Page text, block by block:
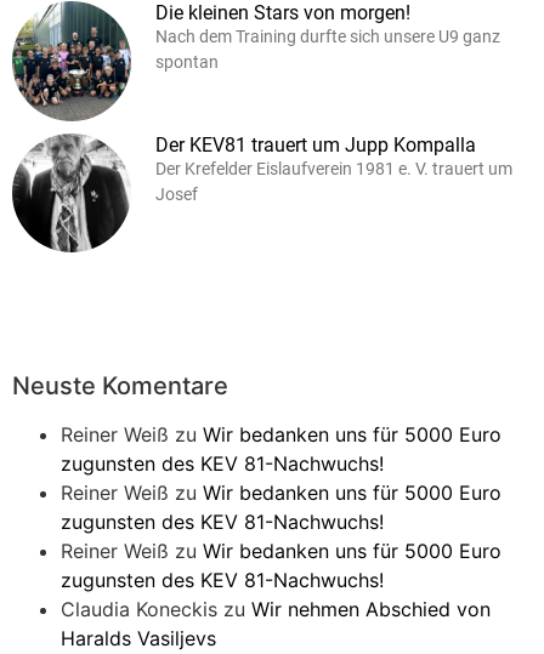
Die kleinen Stars von morgen!
Nach dem Training durfte sich unsere U9 ganz
spontan
Der KEV81 trauert um Jupp Kompalla
Der Krefelder Eislaufverein 1981 e. V. trauert um
Josef
Neuste Komentare
Reiner Weiß zu Wir bedanken uns für 5000 Euro
zugunsten des KEV 81-Nachwuchs!
Reiner Weiß zu Wir bedanken uns für 5000 Euro
zugunsten des KEV 81-Nachwuchs!
Reiner Weiß zu Wir bedanken uns für 5000 Euro
zugunsten des KEV 81-Nachwuchs!
Claudia Koneckis zu Wir nehmen Abschied von
Haralds Vasiljevs